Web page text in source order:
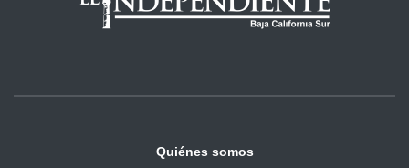
Quiénes somos